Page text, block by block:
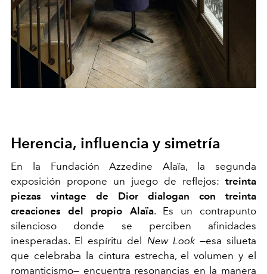
Herencia, influencia y simetría
En la Fundación Azzedine Alaïa, la segunda
exposición propone un juego de reflejos: treinta
piezas vintage de Dior dialogan con treinta
creaciones del propio Alaïa. Es un contrapunto
silencioso donde se perciben afinidades
inesperadas. El espíritu del New Look—esa silueta
que celebraba la cintura estrecha, el volumen y el
romanticismo— encuentra resonancias en la manera